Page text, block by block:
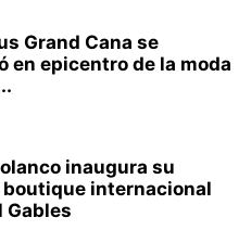
Grand Cana se
en epicentro de la moda
inaugura su
boutique internacional
Gables